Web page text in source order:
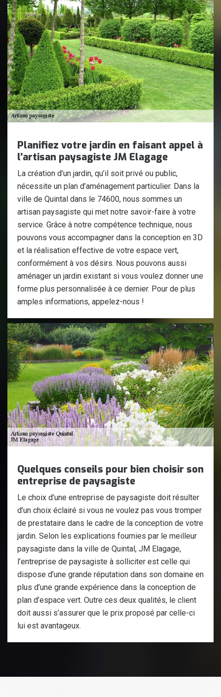
Planifiez votre jardin en faisant appel à
l’artisan paysagiste JM Elagage
La création d’un jardin, qu’il soit privé ou public,
nécessite un plan d’aménagement particulier. Dans la
ville de Quintal dans le 74600, nous sommes un
artisan paysagiste qui met notre savoir-faire à votre
service. Grâce à notre compétence technique, nous
pouvons vous accompagner dans la conception en 3D
et la réalisation effective de votre espace vert,
conformément à vos désirs. Nous pouvons aussi
aménager un jardin existant si vous voulez donner une
forme plus personnalisée à ce dernier. Pour de plus
amples informations, appelez-nous !
Quelques conseils pour bien choisir son
entreprise de paysagiste
Le choix d’une entreprise de paysagiste doit résulter
d’un choix éclairé si vous ne voulez pas vous tromper
de prestataire dans le cadre de la conception de votre
jardin. Selon les explications fournies par le meilleur
paysagiste dans la ville de Quintal, JM Elagage,
l’entreprise de paysagiste à solliciter est celle qui
dispose d’une grande réputation dans son domaine en
plus d’une grande expérience dans la conception de
plan d’espace vert. Outre ces deux qualités, le client
doit aussi s’assurer que le prix proposé par celle-ci
lui est avantageux.